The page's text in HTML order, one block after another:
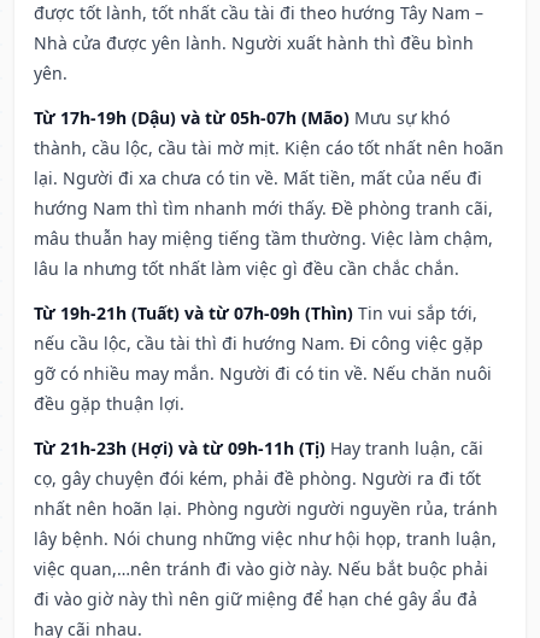
được tốt lành, tốt nhất cầu tài đi theo hướng Tây Nam –
Nhà cửa được yên lành. Người xuất hành thì đều bình
yên.
Từ 17h-19h (Dậu) và từ 05h-07h (Mão) Mưu sự khó
thành, cầu lộc, cầu tài mờ mịt. Kiện cáo tốt nhất nên hoãn
lại. Người đi xa chưa có tin về. Mất tiền, mất của nếu đi
hướng Nam thì tìm nhanh mới thấy. Đề phòng tranh cãi,
mâu thuẫn hay miệng tiếng tầm thường. Việc làm chậm,
lâu la nhưng tốt nhất làm việc gì đều cần chắc chắn.
Từ 19h-21h (Tuất) và từ 07h-09h (Thìn) Tin vui sắp tới,
nếu cầu lộc, cầu tài thì đi hướng Nam. Đi công việc gặp
gỡ có nhiều may mắn. Người đi có tin về. Nếu chăn nuôi
đều gặp thuận lợi.
Từ 21h-23h (Hợi) và từ 09h-11h (Tị) Hay tranh luận, cãi
cọ, gây chuyện đói kém, phải đề phòng. Người ra đi tốt
nhất nên hoãn lại. Phòng người người nguyền rủa, tránh
lây bệnh. Nói chung những việc như hội họp, tranh luận,
việc quan,…nên tránh đi vào giờ này. Nếu bắt buộc phải
đi vào giờ này thì nên giữ miệng để hạn ché gây ẩu đả
hay cãi nhau.